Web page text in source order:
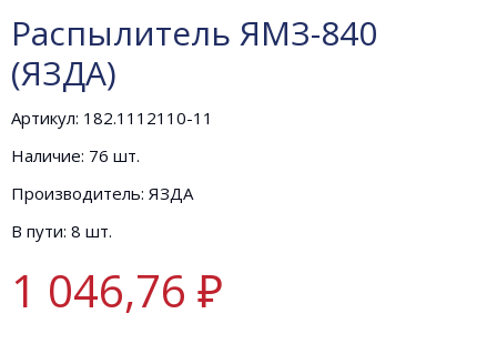
Распылитель ЯМЗ-840
(ЯЗДА)
Артикул: 182.1112110-11
Наличие: 76 шт.
Производитель: ЯЗДА
В пути: 8 шт.
1 046,76 ₽